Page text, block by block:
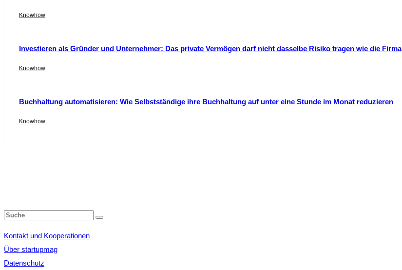
Knowhow
Investieren als Gründer und Unternehmer: Das private Vermögen darf nicht dasselbe Risiko tragen wie die Firma
Knowhow
Buchhaltung automatisieren: Wie Selbstständige ihre Buchhaltung auf unter eine Stunde im Monat reduzieren
Knowhow
Kontakt und Kooperationen
Über startupmag
Datenschutz